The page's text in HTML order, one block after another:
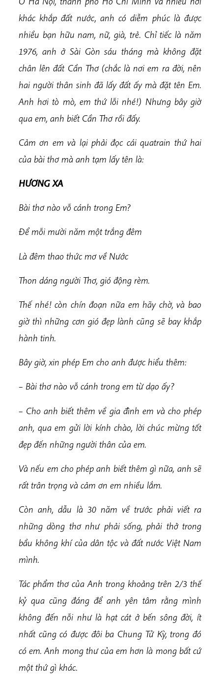
khác khắp đất nước, anh có diễm phúc là được
nhiều bạn hữu nam, nữ, già, trẻ. Chỉ tiếc là năm
1976, anh ở Sài Gòn sáu tháng mà không đặt
chân lên đất Cần Thơ (chắc là nơi em ra đời, nên
hai người thân sinh đã lấy đất ấy mà đặt tên Em.
Anh hơi tò mò, em thứ lỗi nhé!) Nhưng bây giờ
qua em, anh biết Cần Thơ rồi đấy.
Cảm ơn em và lại phải đọc cái quatrain thứ hai
của bài thơ mà anh tạm lấy tên là:
HƯƠNG XA
Bài thơ nào vỗ cánh trong Em?
Để mỗi mười năm một trắng đêm
Là đêm thao thức mơ về Nước
Thon dáng người Thơ, gió động rèm.
Thế nhé! còn chín đoạn nữa em hãy chờ, và bao
giờ thì những cơn gió đẹp lành cũng sẽ bay khắp
hành tinh.
Bây giờ, xin phép Em cho anh được hiểu thêm:
– Bài thơ nào vỗ cánh trong em từ dạo ấy?
– Cho anh biết thêm về gia đình em và cho phép
anh, qua em gửi lời kính chào, lời chúc mừng tốt
đẹp đến những người thân của em.
Và nếu em cho phép anh biết thêm gì nữa, anh sẽ
rất trân trọng và cảm ơn em nhiều lắm.
Còn anh, dẫu là 30 năm về trước phải viết ra
những dòng thơ như phải sống, phải thở trong
bầu không khí của dân tộc và đất nước Việt Nam
mình.
Tác phẩm thơ của Anh trong khoảng trên 2/3 thế
kỷ qua cũng đáng để anh yên tâm rằng mình
không đến nỗi như là hạt cát ở bến sông đời, ít
nhất cũng có được đôi ba Chung Tử Kỳ, trong đó
có em. Anh mong thư của em hơn là mong bất cứ
một thứ gì khác.